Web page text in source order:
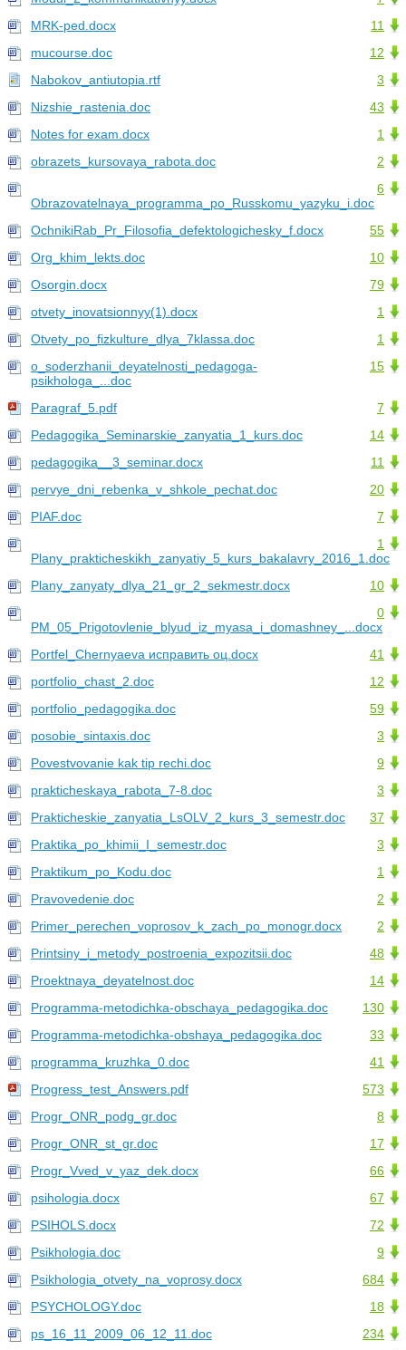
11
MRK-ped.docx
12
mucourse.doc
3
Nabokov_antiutopia.rtf
43
Nizshie_rastenia.doc
1
Notes for exam.docx
2
obrazets_kursovaya_rabota.doc
6
Obrazovatelnaya_programma_po_Russkomu_yazyku_i.doc
55
OchnikiRab_Pr_Filosofia_defektologichesky_f.docx
10
Org_khim_lekts.doc
79
Osorgin.docx
1
otvety_inovatsionnyy(1).docx
1
Otvety_po_fizkulture_dlya_7klassa.doc
15
o_soderzhanii_deyatelnosti_pedagoga-
psikhologa_...doc
7
Paragraf_5.pdf
14
Pedagogika_Seminarskie_zanyatia_1_kurs.doc
11
pedagogika__3_seminar.docx
20
pervye_dni_rebenka_v_shkole_pechat.doc
7
PIAF.doc
1
Plany_prakticheskikh_zanyatiy_5_kurs_bakalavry_2016_1.doc
10
Plany_zanyaty_dlya_21_gr_2_sekmestr.docx
0
PM_05_Prigotovlenie_blyud_iz_myasa_i_domashney_...docx
41
Portfel_Chernyaeva исправить оц.docx
12
portfolio_chast_2.doc
59
portfolio_pedagogika.doc
3
posobie_sintaxis.doc
9
Povestvovanie kak tip rechi.doc
3
prakticheskaya_rabota_7-8.doc
37
Prakticheskie_zanyatia_LsOLV_2_kurs_3_semestr.doc
3
Praktika_po_khimii_I_semestr.doc
1
Praktikum_po_Kodu.doc
2
Pravovedenie.doc
2
Primer_perechen_voprosov_k_zach_po_monogr.docx
48
Printsiny_i_metody_postroenia_expozitsii.doc
14
Proektnaya_deyatelnost.doc
130
Programma-metodichka-obschaya_pedagogika.doc
33
Programma-metodichka-obshaya_pedagogika.doc
41
programma_kruzhka_0.doc
573
Progress_test_Answers.pdf
8
Progr_ONR_podg_gr.doc
17
Progr_ONR_st_gr.doc
66
Progr_Vved_v_yaz_dek.docx
67
psihologia.docx
72
PSIHOLS.docx
9
Psikhologia.doc
684
Psikhologia_otvety_na_voprosy.docx
18
PSYCHOLOGY.doc
234
ps_16_11_2009_06_12_11.doc